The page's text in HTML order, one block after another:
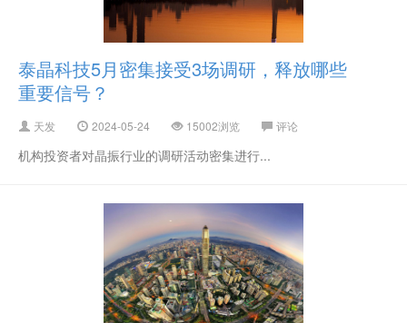
泰晶科技5月密集接受3场调研，释放哪些
重要信号？
天发 2024-05-24 15002浏览 评论
机构投资者对晶振行业的调研活动密集进行...